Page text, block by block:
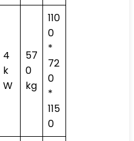
4
k
W
57
0
kg
110
0
*
72
0
*
115
0